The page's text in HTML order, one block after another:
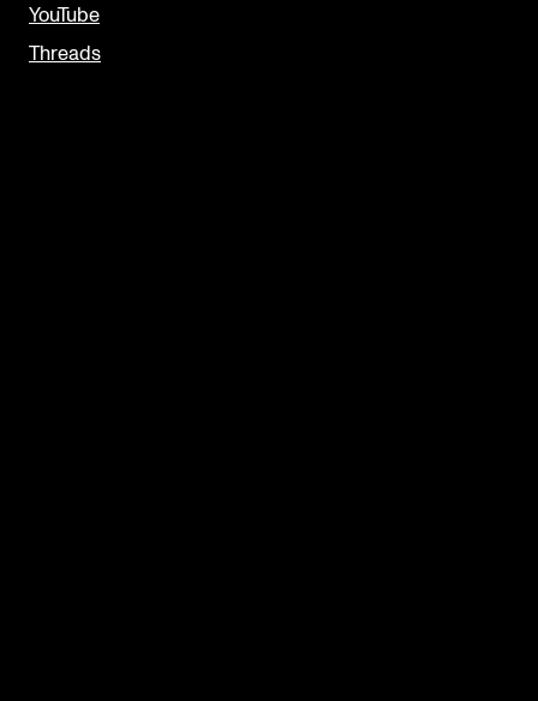
YouTube
Threads